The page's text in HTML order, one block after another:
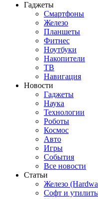
Гаджеты
Смартфоны
Железо
Планшеты
Фитнес
Ноутбуки
Накопители
ТВ
Навигация
Новости
Гаджеты
Наука
Технологии
Роботы
Космос
Авто
Игры
События
Все новости
Статьи
Железо
Софт и